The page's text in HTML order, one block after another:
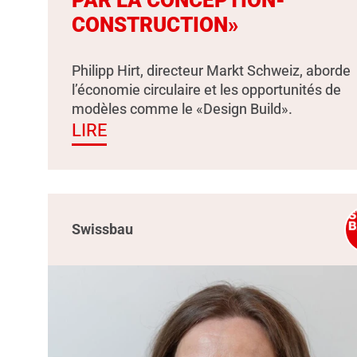
CONSTRUCTION»
Philipp Hirt, directeur Markt Schweiz, aborde
l’économie circulaire et les opportunités de
modèles comme le «Design Build».
LIRE
Swissbau